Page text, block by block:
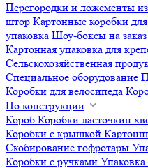
Перегородки и ложементы из
штор Картонные коробки
упаковка Шоу-боксы на заказ
Картонная упаковка для
Сельскохозяйственная
Специальное оборудование
Коробки для велосипеда
По конструкции
Короб Коробки ласточкин
Коробки с крышкой
Скобирование гофротары
Коробки с ручками